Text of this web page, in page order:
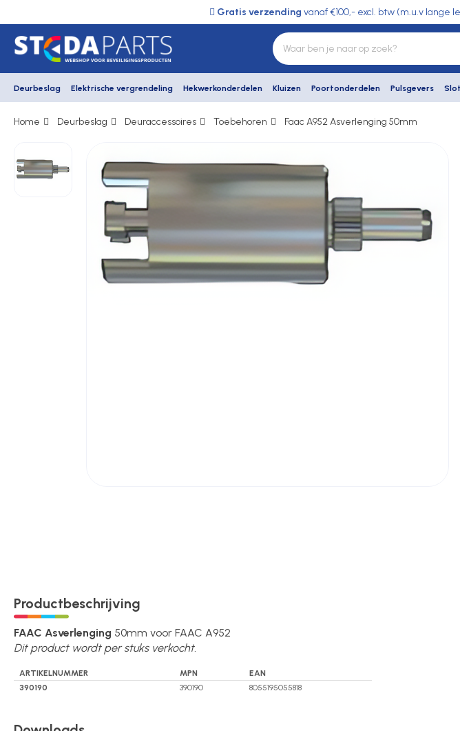
Gratis verzending vanaf €100,- excl. btw (m.u.v lange
Deurbeslag Elektrische vergrendeling Hekwerkonderdelen Kluizen Poortonderdelen Pulsgevers
Deurbeslag
Elektrische vergrendeling
Hekwerkonderdelen
Over ons
Contact
Home Deurbeslag Deuraccessoires Toebehoren Faac A952 Asverlenging 50mm
Productbeschrijving
FAAC Asverlenging 50mm voor FAAC A952
Dit product wordt per stuks verkocht.
ARTIKELNUMMER MPN
EAN
390190
390190 8055195055818